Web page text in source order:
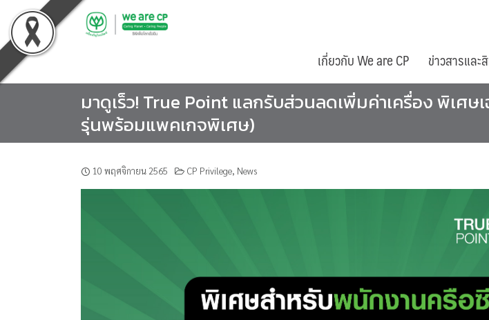
to
content
เกี่ยวกับ We are CP ข่าวสารและ
มาดูเร็ว! True Point แลกรับส่วนลดเพิ่มค่าเครื่อง พิเศ
รุ่นพร้อมแพคเกจพิเศษ)
10 พฤศจิกายน 2565 CP Privilege, News